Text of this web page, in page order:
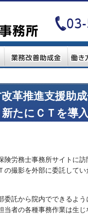
革推進支援助
たにＣＴを導
険労務士事務所サイトに訪
の撮影を外部に委託して
委託から院内でできるよ
当者の各種事務作業は生